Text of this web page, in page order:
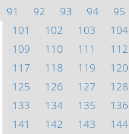
91
92 93 94 95
101
102 103 104
109
110 111 112
117
118 119 120
125
126 127 128
133
134 135 136
141
142 143 144